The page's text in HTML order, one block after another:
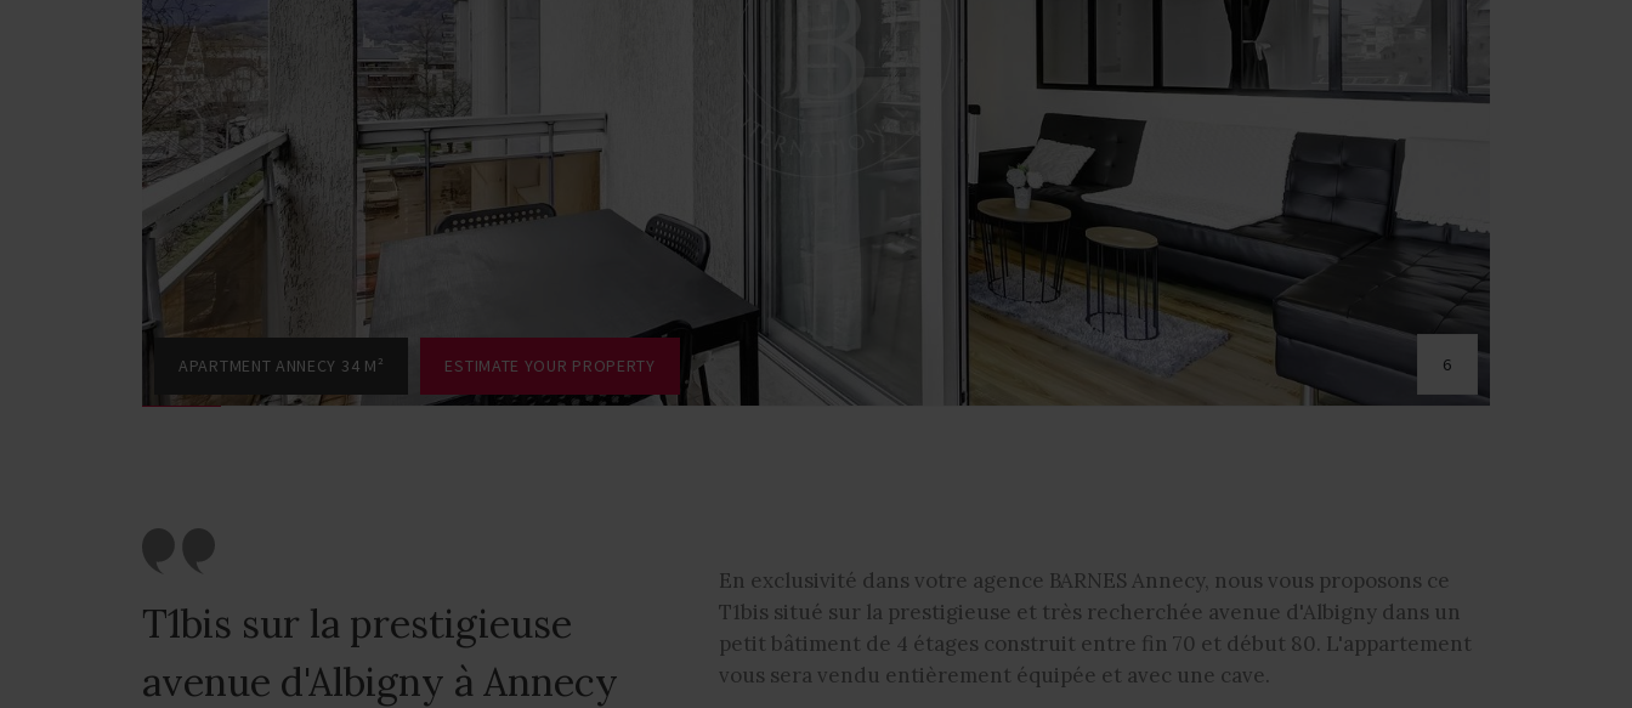
APARTMENT ANNECY 34 M² ESTIMATE YOUR PROPERTY 6
T1bis sur la prestigieuse
avenue d'Albigny à Annecy
En exclusivité dans votre agence BARNES Annecy, nous vous proposons ce
T1bis situé sur la prestigieuse et très recherchée avenue d'Albigny dans un
petit bâtiment de 4 étages construit entre fin 70 et début 80. L'appartement
vous sera vendu entièrement équipée et avec une cave.